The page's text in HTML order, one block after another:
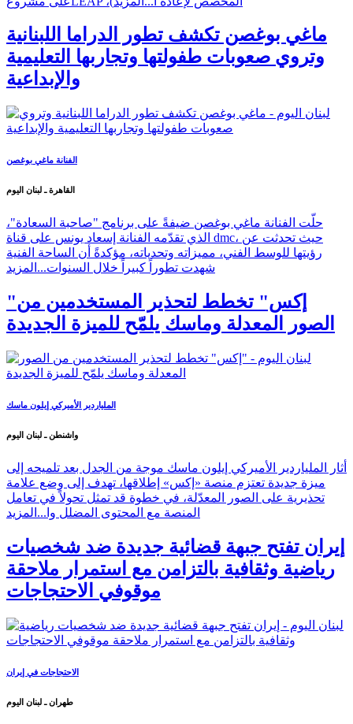
ماغي بوغصن تكشف تطور الدراما اللبنانية
وتروي صعوبات طفولتها وتجاربها التعليمية
والإبداعية
الفنانة ماغي بوغصن
القاهرة ـ لبنان اليوم
حلّت الفنانة ماغي بوغصن ضيفةً على برنامج "صاحبة السعادة"،
الذي تقدّمه الفنانة إسعاد يونس على قناة dmc، حيث تحدثت عن
رؤيتها للوسط الفني، مميزاته وتحدياته، مؤكدةً أن الساحة الفنية
شهدت تطوراً كبيراً خلال السنوات... المزيد
"إكس" تخطط لتحذير المستخدمين من
الصور المعدلة وماسك يلمّح للميزة الجديدة
الملياردير الأميركي إيلون ماسك
واشنطن ـ لبنان اليوم
أثار الملياردير الأميركي إيلون ماسك موجة من الجدل بعد تلميحه إلى
ميزة جديدة تعتزم منصة «إكس» إطلاقها، تهدف إلى وضع علامة
تحذيرية على الصور المعدّلة، في خطوة قد تمثل تحولاً في تعامل
المنصة مع المحتوى المضلل وا... المزيد
إيران تفتح جبهة قضائية جديدة ضد شخصيات
رياضية وثقافية بالتزامن مع استمرار ملاحقة
موقوفي الاحتجاجات
الاحتجاجات في إيران
طهران ـ لبنان اليوم